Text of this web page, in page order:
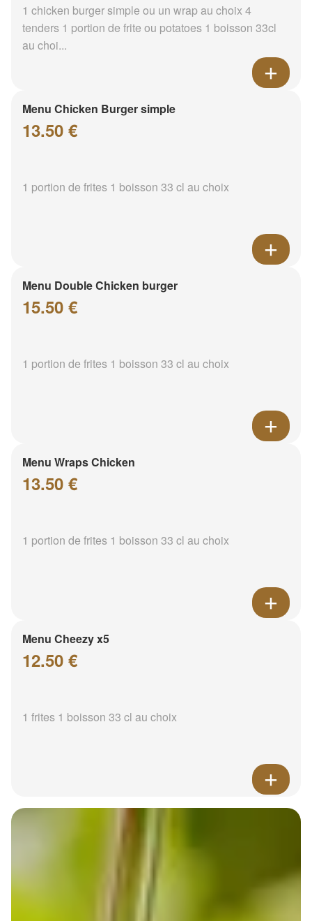
1 chicken burger simple ou un wrap au choix 4
tenders 1 portion de frite ou potatoes 1 boisson 33cl
au choi...
Menu Chicken Burger simple
13.50 €
1 portion de frites 1 boisson 33 cl au choix
Menu Double Chicken burger
15.50 €
1 portion de frites 1 boisson 33 cl au choix
Menu Wraps Chicken
13.50 €
1 portion de frites 1 boisson 33 cl au choix
Menu Cheezy x5
12.50 €
1 frites 1 boisson 33 cl au choix